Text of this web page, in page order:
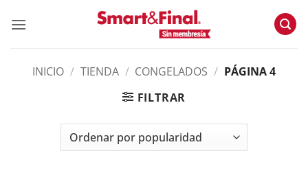
INICIO / TIENDA / CONGELADOS / PÁGINA 4
FILTRAR